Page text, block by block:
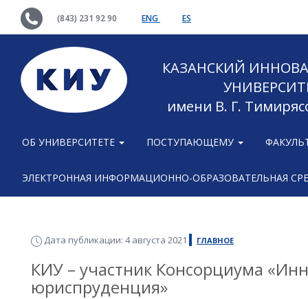
(843) 231 92 90 ENG ES
КАЗАНСКИЙ
имени В. Г.
ОБ УНИВЕРСИТЕТЕ ПОСТУПАЮЩЕМУ
ЭЛЕКТРОННАЯ ИНФОРМАЦИОННО-ОБРАЗОВАТЕЛЬНАЯ
Дата публикации: 4 августа 2021 ГЛАВНОЕ
КИУ – участник Консорциума
юриспруденция»